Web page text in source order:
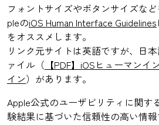
フォントサイズやボタンサイズな
pleのiOS Human Interface Guidelines
をオススメします。
リンク元サイトは英語ですが、日
ァイル（ 【PDF】iOSヒューマン
イン）があります。
Apple公式のユーザビリティに関す
験結果に基づいた信頼性の高い情報